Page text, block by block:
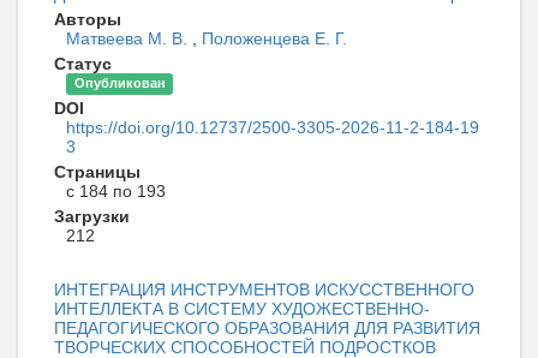
Авторы
Матвеева М. В.
Положенцева Е. Г.
Статус
Опубликован
DOI
https://doi.org/10.12737/2500-3305-2026-11-2-184-19
3
Страницы
с 184 по 193
Загрузки
212
ИНТЕГРАЦИЯ ИНСТРУМЕНТОВ ИСКУССТВЕННОГО
ИНТЕЛЛЕКТА В СИСТЕМУ ХУДОЖЕСТВЕННО-
ПЕДАГОГИЧЕСКОГО ОБРАЗОВАНИЯ ДЛЯ РАЗВИТИЯ
ТВОРЧЕСКИХ СПОСОБНОСТЕЙ ПОДРОСТКОВ